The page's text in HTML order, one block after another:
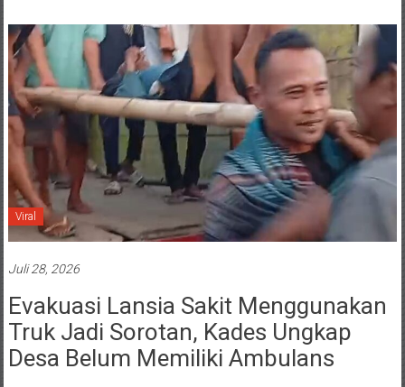
Viral
Juli 28, 2026
Evakuasi Lansia Sakit Menggunakan
Truk Jadi Sorotan, Kades Ungkap
Desa Belum Memiliki Ambulans